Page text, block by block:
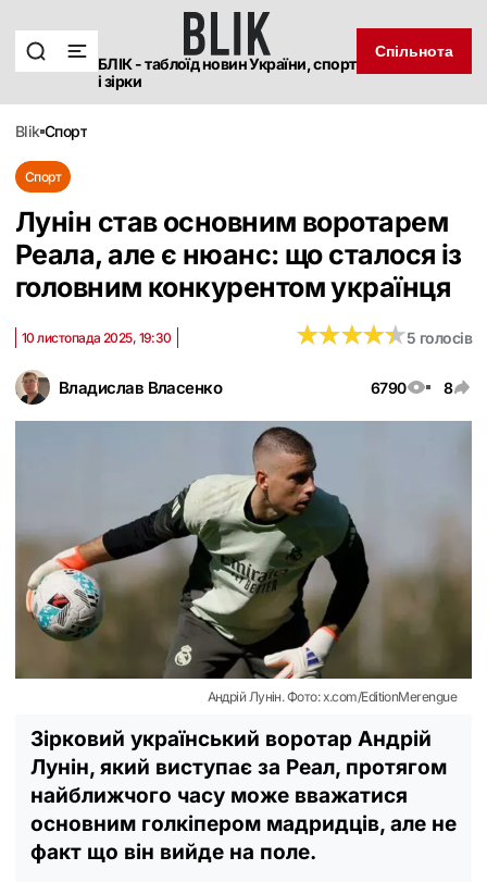
БЛІК - таблоїд новин України, спорт
і зірки
Спільнота
blik спорт
Спорт
Лунін став основним воротарем
Реала, але є нюанс: що сталося із
головним конкурентом українця
Владислав Власенко 6790 8
10 листопада 2025, 19:30 ★★★★★
★★★★★5 голосів
Андрій Лунін. Фото: x.com/EditionMerengue
Зірковий український воротар Андрій
Лунін, який виступає за Реал, протягом
найближчого часу може вважатися
основним голкіпером мадридців, але не
факт що він вийде на поле.